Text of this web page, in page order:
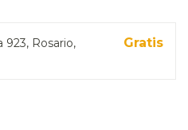
923, Rosario,
Gratis